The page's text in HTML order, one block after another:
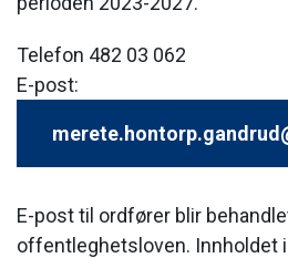
Telefon 482 03 062
E-post:
E-post til ordfører blir
offentleghetsloven. Innholdet